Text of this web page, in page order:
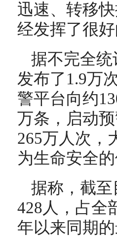
迅速、转移
经发挥了很
据不完全
发布了1.9万
警平台向约
万条，启动
265万人次，
为生命安全的
据称，截
428人，占全
年以来同期的